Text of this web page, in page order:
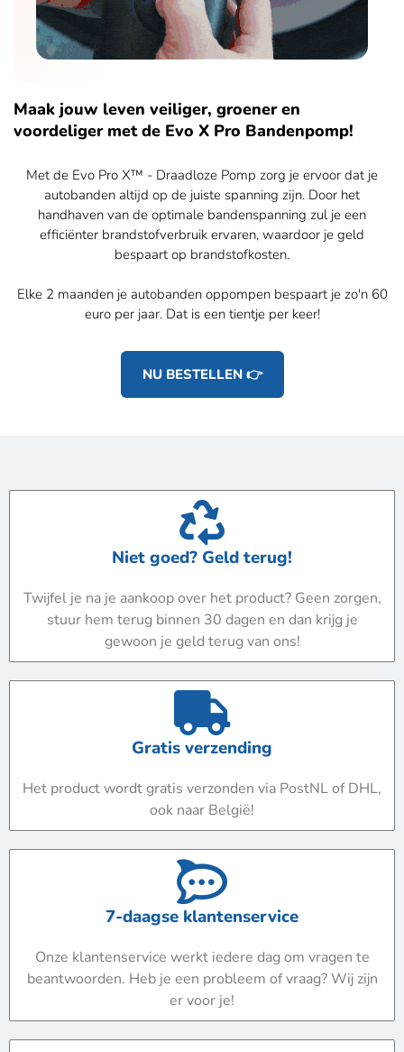
Maak jouw leven veiliger, groener en
voordeliger met de Evo X Pro Bandenpomp!​
Met de Evo Pro X™ - Draadloze Pomp zorg je ervoor dat je
autobanden altijd op de juiste spanning zijn. Door het
handhaven van de optimale bandenspanning zul je een
efficiënter brandstofverbruik ervaren, waardoor je geld
bespaart op brandstofkosten.
Elke 2 maanden je autobanden oppompen bespaart je zo'n 60
euro per jaar. Dat is een tientje per keer!
NU BESTELLEN 👉
Niet goed? Geld terug!
Twijfel je na je aankoop over het product? Geen zorgen,
stuur hem terug binnen 30 dagen en dan krijg je
gewoon je geld terug van ons!
Gratis verzending
Het product wordt gratis verzonden via PostNL of DHL,
ook naar België!
7-daagse klantenservice
Onze klantenservice werkt iedere dag om vragen te
beantwoorden. Heb je een probleem of vraag? Wij zijn
er voor je!